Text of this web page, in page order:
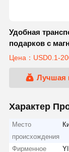
Удобная
подарков с
Цена：USD0.1-
Лучшая
Характер
Место
происхождения
Фирменное